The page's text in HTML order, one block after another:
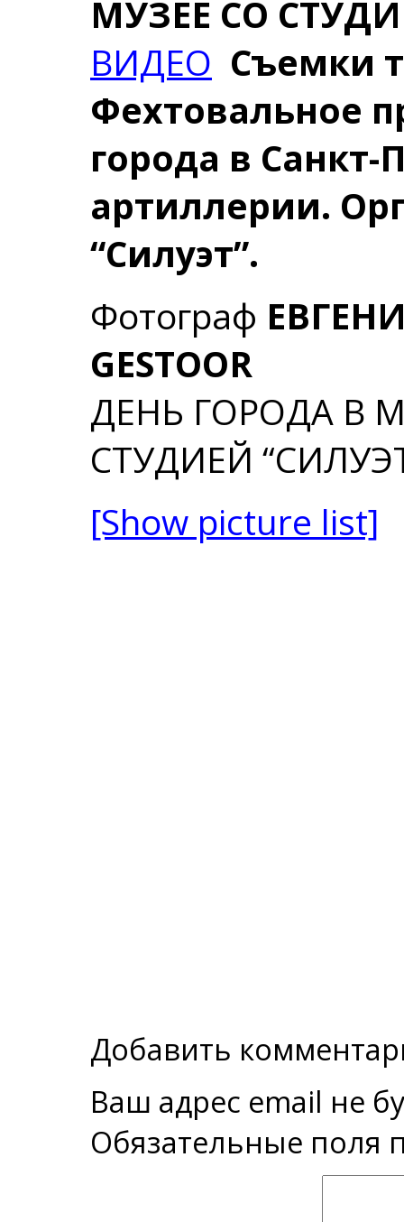
МУЗЕЕ СО
ВИДЕО Съемки
Фехтовальное
города в Санкт-
артиллерии.
“Силуэт”.
Фотограф
GESTOOR
ДЕНЬ ГОРОДА В
СТУДИЕЙ
[Show picture list]
Добавить
Ваш адрес email не
Обязательные поля